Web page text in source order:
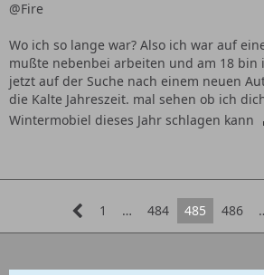
@Fire
Wo ich so lange war? Also ich war auf
mußte nebenbei arbeiten und am 18 bin
jetzt auf der Suche nach einem neuen
die Kalte Jahreszeit. mal sehen ob ich
Wintermobiel dieses Jahr schlagen kann
1 … 484 485 486